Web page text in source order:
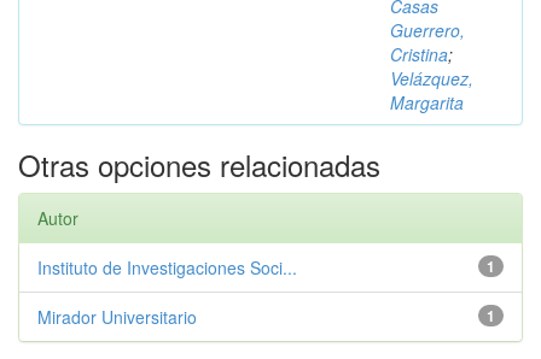
Casas
Guerrero,
Cristina;
Velázquez,
Margarita
Otras opciones relacionadas
Autor
1
Instituto de Investigaciones Soci...
1
Mirador Universitario